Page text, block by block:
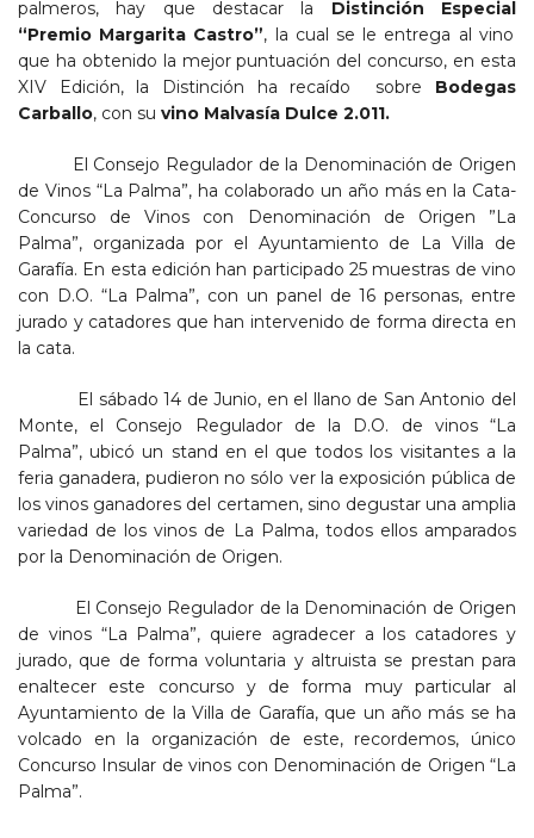
palmeros, hay que destacar la Distinción Especial
“Premio Margarita Castro”, la cual se le entrega al vino
que ha obtenido la mejor puntuación del concurso, en esta
XIV Edición, la Distinción ha recaído sobre Bodegas
Carballo, con su vino Malvasía Dulce 2.011.
El Consejo Regulador de la Denominación de Origen
de Vinos “La Palma”, ha colaborado un año más en la Cata-
Concurso de Vinos con Denominación de Origen ”La
Palma”, organizada por el Ayuntamiento de La Villa de
Garafía. En esta edición han participado 25 muestras de vino
con D.O. “La Palma”, con un panel de 16 personas, entre
jurado y catadores que han intervenido de forma directa en
la cata.
El sábado 14 de Junio, en el llano de San Antonio del
Monte, el Consejo Regulador de la D.O. de vinos “La
Palma”, ubicó un stand en el que todos los visitantes a la
feria ganadera, pudieron no sólo ver la exposición pública de
los vinos ganadores del certamen, sino degustar una amplia
variedad de los vinos de La Palma, todos ellos amparados
por la Denominación de Origen.
El Consejo Regulador de la Denominación de Origen
de vinos “La Palma”, quiere agradecer a los catadores y
jurado, que de forma voluntaria y altruista se prestan para
enaltecer este concurso y de forma muy particular al
Ayuntamiento de la Villa de Garafía, que un año más se ha
volcado en la organización de este, recordemos, único
Concurso Insular de vinos con Denominación de Origen “La
Palma”.